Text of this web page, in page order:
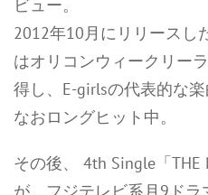
ビュー。
2012年10月にリリースし
はオリコンウィークリー
得し、E-girlsの代表的な
なおロングヒット中。
その後、 4th Single「THE